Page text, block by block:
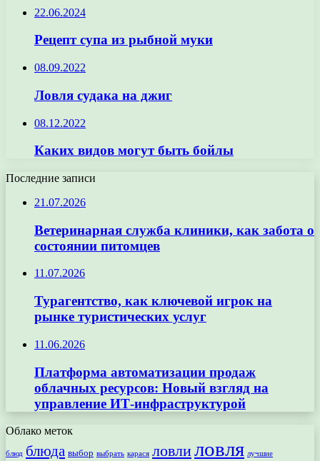
22.06.2024
Рецепт супа из рыбной муки
08.09.2022
Ловля судака на джиг
08.12.2022
Каких видов могут быть бойлы
Последние записи
21.07.2026
Ветеринарная служба клиники, как забота о
состоянии питомцев
11.07.2026
Турагентство, как ключевой игрок на
рынке туристических услуг
11.06.2026
Платформа автоматизации продаж
облачных ресурсов: Новый взгляд на
управление ИТ-инфраструктурой
Облако меток
блюд блюда выбор выбрать карася ловлиловля лучшие